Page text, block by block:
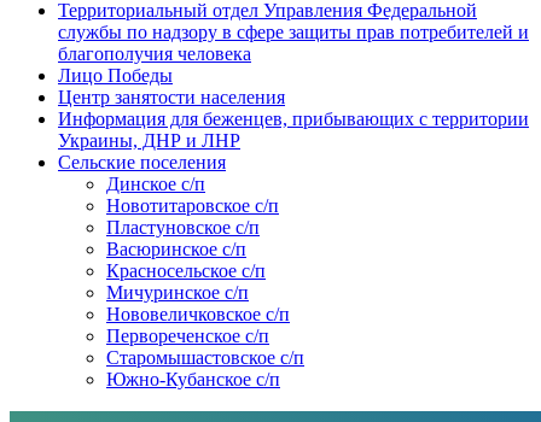
Территориальный отдел Управления Федеральной
службы по надзору в сфере защиты прав потребителей и
благополучия человека
Лицо Победы
Центр занятости населения
Информация для беженцев, прибывающих с территории
Украины, ДНР и ЛНР
Сельские поселения
Динское с/п
Новотитаровское с/п
Пластуновское с/п
Васюринское с/п
Красносельское с/п
Мичуринское с/п
Нововеличковское с/п
Первореченское с/п
Старомышастовское с/п
Южно-Кубанское с/п